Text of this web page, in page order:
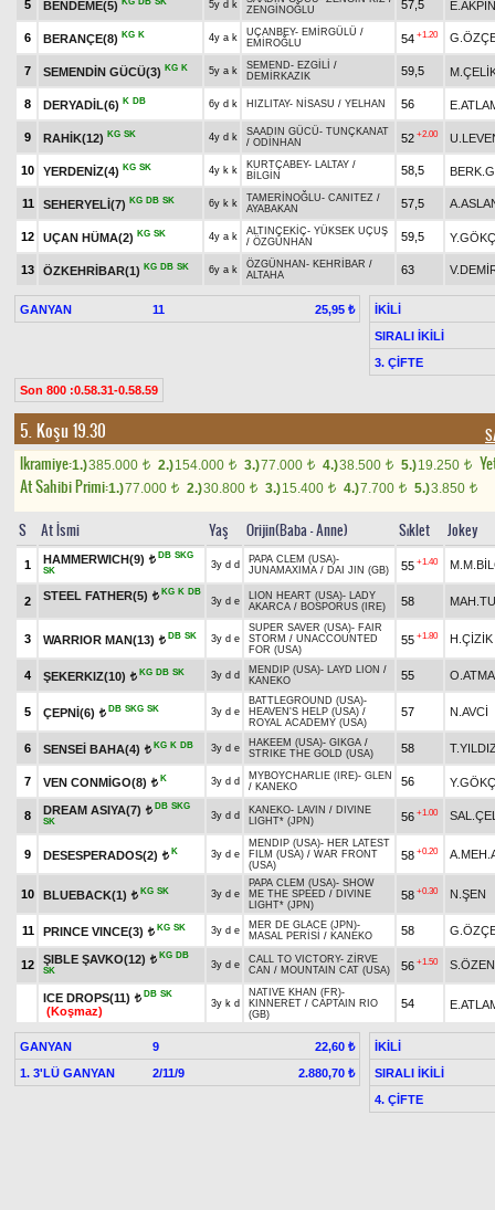
5 BENDEME(5) 5y d k
ZENGİNOĞLU
57,5
6 BERANÇE(8) KG K 4y a k UÇANBEY- EMİRGÜLÜ /
EMİROĞLU
54 +1.20
7 SEMENDİN GÜCÜ(3) KG K 5y a k SEMEND- EZGİLİ /
DEMİRKAZIK
59,5
8 DERYADİL(6) K DB 6y d k HIZLITAY- NİSASU / YELHAN 56
9 RAHİK(12) KG SK 4y d k SAADIN GÜCÜ- TUNÇKANAT
/ ODİNHAN 52 +2.00
10 YERDENİZ(4) KG SK 4y k k KURTÇABEY- LALTAY /
BİLGİN
58,5
11 SEHERYELİ(7) KG DB SK 6y k k TAMERİNOĞLU- CANITEZ /
AYABAKAN
57,5
12 UÇAN HÜMA(2) KG SK 4y a k ALTINÇEKİÇ- YÜKSEK UÇUŞ
/ ÖZGÜNHAN 59,5
13 ÖZKEHRİBAR(1) KG DB SK 6y a k ÖZGÜNHAN - KEHRİBAR /
ALTAHA
63
GANYAN 11 25,95 ₺
İKİLİ
SIRALI İKİLİ
3. ÇİFTE
Son 800 :0.58.31-0.58.59
5. Koşu 19.30
Ikramiye:1.)385.000 t 2.)154.000 t 3.)77.000 t 4.)38.500 t 5.)19.250 t
At Sahibi Primi:1.)77.000 t 2.)30.800 t 3.)15.400 t 4.)7.700 t 5.)3.850 t
S At İsmi Yaş Orijin(Baba - Anne) Sıklet Jokey
1 HAMMERWICH(9) t DB SKG
SK
3y d d PAPA CLEM (USA)-
JUNAMAXIMA / DAI JIN (GB) 55 +1.40
2 STEEL FATHER(5) t KG K DB
3y d e LION HEART (USA)- LADY
AKARCA / BOSPORUS (IRE) 58
3 WARRIOR MAN(13) t DB SK 3y d e
SUPER SAVER (USA)- FAIR
STORM / UNACCOUNTED
FOR (USA)
55 +1.80 H.ÇİZİK
4 ŞEKERKIZ(10) t KG DB SK 3y d d MENDIP (USA)- LAYD LION /
KANEKO
55
5 ÇEPNİ(6) t DB SKG SK 3y d e
BATTLEGROUND (USA)-
HEAVEN'S HELP (USA) /
ROYAL ACADEMY (USA)
57 N.AVCİ
6 SENSEİ BAHA(4) t KG K DB 3y d e HAKEEM (USA)- GIKGA /
STRIKE THE GOLD (USA)
58
7 VEN CONMİGO(8) t K 3y d d MYBOYCHARLIE (IRE)- GLEN
/ KANEKO 56
8 DREAM ASIYA(7) t DB SKG
SK
3y d d KANEKO- LAVIN / DIVINE
LIGHT* (JPN)
56 +1.00
9 DESESPERADOS(2) t K 3y d e
MENDIP (USA)- HER LATEST
FILM (USA) / WAR FRONT
(USA)
58 +0.20
10 BLUEBACK(1) t KG SK 3y d e
PAPA CLEM (USA)- SHOW
ME THE SPEED / DIVINE
LIGHT* (JPN)
58 +0.30 N.ŞEN
11 PRINCE VINCE(3) t KG SK 3y d e MER DE GLACE (JPN)-
MASAL PERİSİ / KANEKO 58
12 ŞIBLE ŞAVKO(12) t KG DB
SK
3y d e CALL TO VICTORY- ZİRVE
CAN / MOUNTAIN CAT (USA) 56 +1.50 S.ÖZEN
ICE DROPS(11) t DB SK
(Koşmaz)
3y k d
NATIVE KHAN (FR)-
KINNERET / CAPTAIN RIO
(GB)
54
GANYAN 9
22,60 ₺
1. 3'LÜ GANYAN
2/11/9 2.880,70 ₺
İKİLİ
SIRALI İKİLİ
4. ÇİFTE